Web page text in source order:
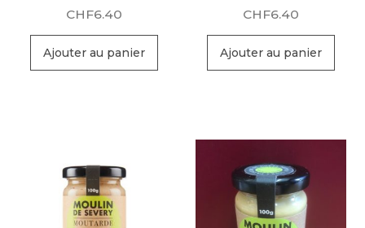
CHF6.40
Ajouter au panier
CHF6.40
Ajouter au panier